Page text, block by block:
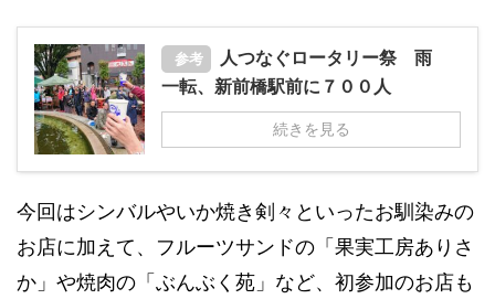
参考
人つなぐロータリー祭 雨
一転、新前橋駅前に７００人
続きを見る
今回はシンバルやいか焼き剣々といったお馴染みの
お店に加えて、フルーツサンドの「果実工房ありさ
か」や焼肉の「ぶんぶく苑」など、初参加のお店も